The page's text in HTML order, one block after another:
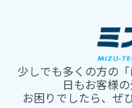
少しでも多くの方の
日もお客様
お困りでしたら、ぜ